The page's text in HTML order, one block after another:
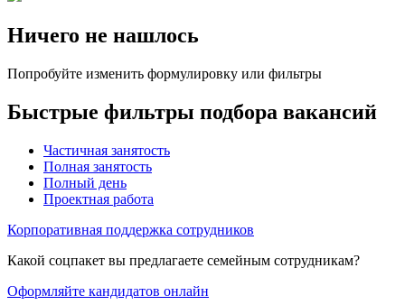
Ничего не нашлось
Попробуйте изменить формулировку или фильтры
Быстрые фильтры подбора вакансий
Частичная занятость
Полная занятость
Полный день
Проектная работа
Корпоративная поддержка сотрудников
Какой соцпакет вы предлагаете семейным сотрудникам?
Оформляйте кандидатов онлайн